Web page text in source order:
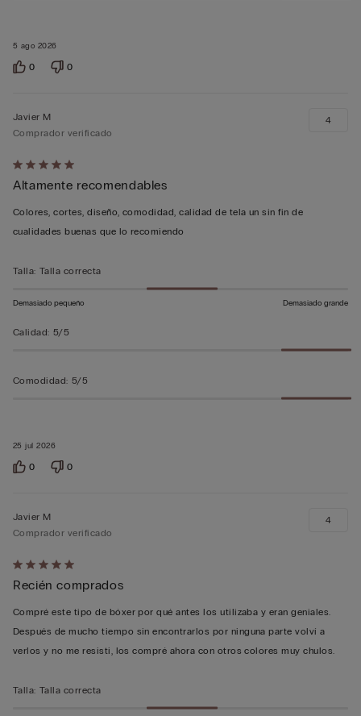
5 ago 2026
0 0
Calificación
de
5
sobre
25 jul 2026
Javier M
Comprador verificado
Altamente recomendables
Colores, cortes, diseño, comodidad, calidad de tela un sin fin de
cualidades buenas que lo recomiendo
4
Talla: Talla correcta
Demasiado pequeño Demasiado grande
Calidad: 5/5
Comodidad: 5/5
0 0
Calificación
de
5
sobre
5
Javier M
Comprador verificado
Recién comprados
Compré este tipo de bóxer por qué antes los utilizaba y eran geniales.
Después de mucho tiempo sin encontrarlos por ninguna parte volví a
verlos y no me resisti, los compré ahora con otros colores muy chulos.
4
Talla: Talla correcta